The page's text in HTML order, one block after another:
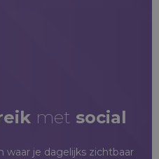
met social
waar je dagelijks zichtbaar